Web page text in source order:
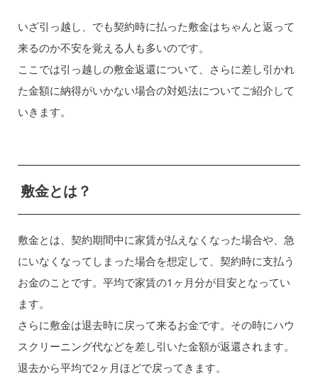
いざ引っ越し、でも契約時に払った敷金はちゃんと返って
来るのか不安を覚える人も多いのです。
ここでは引っ越しの敷金返還について、さらに差し引かれ
た金額に納得がいかない場合の対処法についてご紹介して
いきます。
敷金とは？
敷金とは、契約期間中に家賃が払えなくなった場合や、急
にいなくなってしまった場合を想定して、契約時に支払う
お金のことです。平均で家賃の1ヶ月分が目安となってい
ます。
さらに敷金は退去時に戻って来るお金です。その時にハウ
スクリーニング代などを差し引いた金額が返還されます。
退去から平均で2ヶ月ほどで戻ってきます。